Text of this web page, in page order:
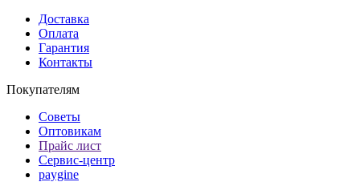
Доставка
Оплата
Гарантия
Контакты
Покупателям
Советы
Оптовикам
Прайс лист
Сервис-центр
paygine